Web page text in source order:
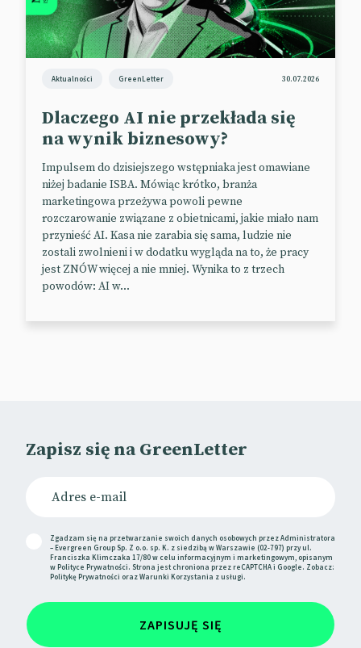
dawanie napiwków, ułatwia współpracę z markami,
a do tego pracuje nad opcją subskrypcji.
📰Social Media Today
Zaczyna się gorączka Super Bowl
najdroższy na świecie czas antenowy i towarzyszące
finałowi, pełne pompy wydarzenie muzyczne. W tym
roku podczas Halftime Show wystąpią gwiazdy hip-
hopu i R&B: Eminem, Mary J. Blige, Kendrick Lamar,
Snoop Dogg i Dr. Dre. Pepsi, wieloletni sponsor
wydarzenia, rusza z promocją. Marka wypuściła
zrobione z rozmachem wideo (w dłuższej i krótszych
niemałe zainteresowanie i dyskusje.
🛠 Weekly Tool w GreenLetter
Twój zespół handlowców mierzy się z
Aktualności GreenLetter 30.07.2026
Dlaczego AI nie przekłada się
na wynik biznesowy?
Impulsem do dzisiejszego wstępniaka jest omawiane
niżej badanie ISBA. Mówiąc krótko, branża
marketingowa przeżywa powoli pewne
rozczarowanie związane z obietnicami, jakie miało nam
przynieść AI. Kasa nie zarabia się sama, ludzie nie
zostali zwolnieni i w dodatku wygląda na to, że pracy
jest ZNÓW więcej a nie mniej. Wynika to z trzech
powodów: AI w...
Zapisz się na GreenLetter
Zgadzam się na przetwarzanie swoich danych osobowych przez Administratora
– Evergreen Group Sp. Z o.o. sp. K. z siedzibą w Warszawie (02-797) przy ul.
Franciszka Klimczaka 17/80 w celu informacyjnym i marketingowym, opisanym
wPolityce Prywatności. Strona jest chroniona przez reCAPTCHA i Google. Zobacz:
Politykę Prywatności orazWarunki Korzystania z usługi.
ZAPISUJĘ SIĘ